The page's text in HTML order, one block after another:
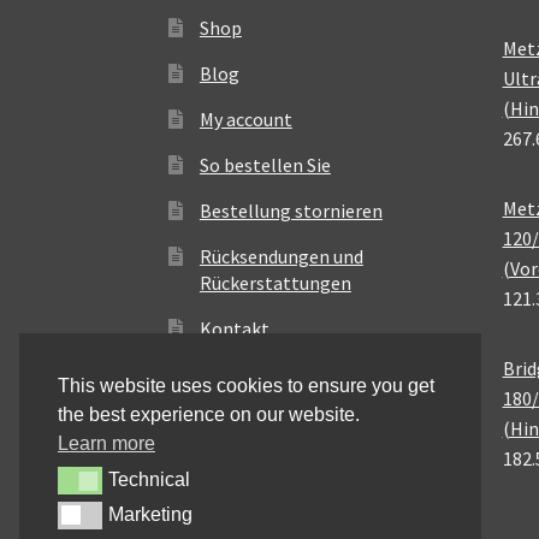
Shop
Blog
My account
So bestellen Sie
Bestellung stornieren
Rücksendungen und
Rückerstattungen
Kontakt
This website uses cookies to ensure you get
the best experience on our website.
Learn more
TechnicalTechnical
MarketingMarketing